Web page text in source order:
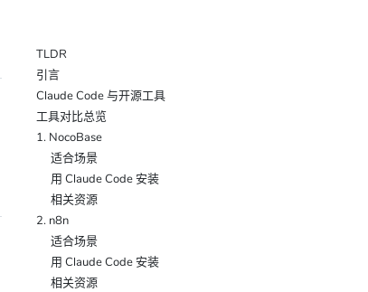
TLDR
引言
Claude Code 与开源工具
工具对比总览
1. NocoBase
适合场景
用 Claude Code 安装
相关资源
2. n8n
适合场景
用 Claude Code 安装
相关资源